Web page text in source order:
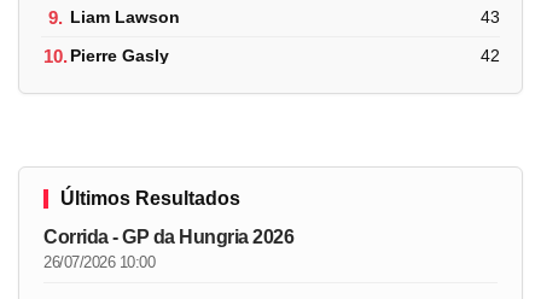
9. Liam Lawson 43
10.Pierre Gasly 42
Últimos Resultados
Corrida - GP da Hungria 2026
26/07/2026 10:00